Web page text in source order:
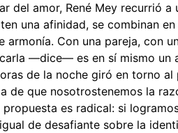
del amor, René Mey recurrió
una afinidad, se combinan
Con una pareja, con
—dice— es en sí mismo
de la noche giró en torno
de que nosotrostenemos la
es radical: si
de desafiante sobre la